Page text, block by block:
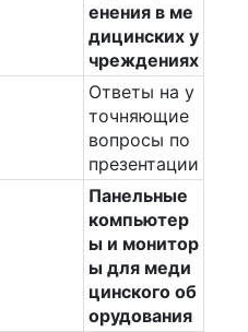
енения в ме
дицинских у
чреждениях
Ответы на у
точняющие
вопросы по
презентации
Панельные
компьютер
ы и монитор
ы для меди
цинского об
орудования